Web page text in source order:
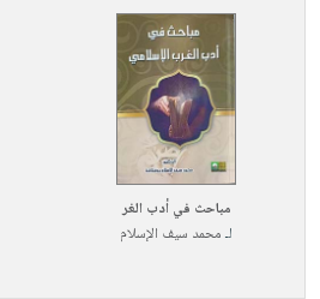
مباحث في أدب الغر
لـمحمد سيف الإسلام